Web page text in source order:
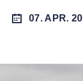
07. APR.